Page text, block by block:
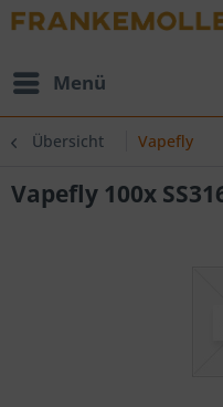
Menü
Übersicht Vapefly
Vapefly 100x